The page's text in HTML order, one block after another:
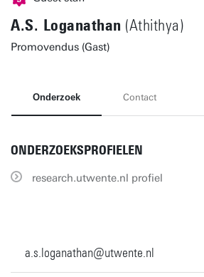
A.S. Loganathan (Athithya)
Promovendus (Gast)
Onderzoek Contact
ONDERZOEKSPROFIELEN
research.utwente.nl profiel
a.s.loganathan@utwente.nl